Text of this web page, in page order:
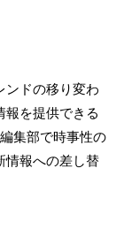
ンドの移り変わ
報を提供できる
集部で時事性の
情報への差し替